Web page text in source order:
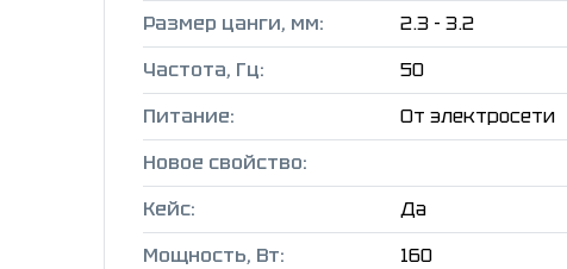
Размер цанги, мм:
2.3 - 3.2
Частота, Гц:
50
Питание:
От электросети
Новое свойство:
Кейс:
Да
Мощность, Вт:
160